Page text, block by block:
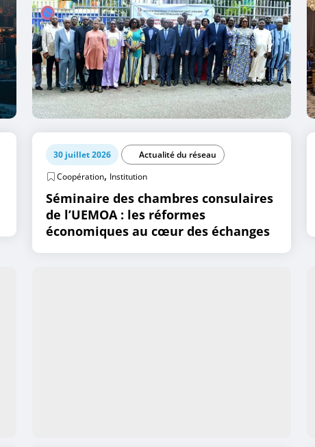
30 juillet 2026
Actualité du réseau
Coopération, Institution
Séminaire des chambres consulaires
de l’UEMOA : les réformes
économiques au cœur des échanges